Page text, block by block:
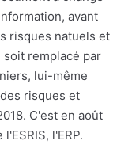
avant
risques natuels et
remplacé par
lui-même
risques et
C'est en août
l'ERP.